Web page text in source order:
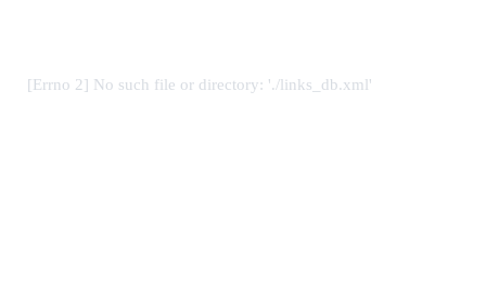
[Errno 2] No such file or directory: './links_db.xml'